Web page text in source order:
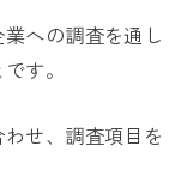
への調査を通し
す。
せ、調査項目を